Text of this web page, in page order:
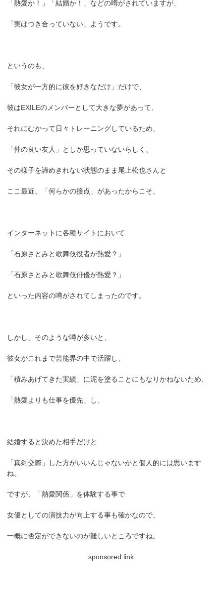
「熱愛か！」「結婚か！」などの噂がされていますが、
「実はつき合っていない」ようです。
というのも、
「彼女が一方的に彼を好きなだけ」だけで、
彼はEXILEのメンバーとして大きな夢があって、
それにむかって日々トレーニングしているため、
「仲の良い友人」としか思っていないらしく、
その様子を諦めきれない状態のまま尾上松也さんと
ここ最近、「何らかの接点」があったからこそ、
インターネットに各種サイトにおいて
「石原さとみと歌舞伎役者が熱愛？」
「石原さとみと歌舞伎俳優が熱愛？」
といった内容の噂がされてしまったのです。
しかし、そのような噂が多いと、
彼女がこれまで芸能界の中で活躍し、
「積みあげてきた実績」に泥を塗ることにもなりかねないため、
「熱愛よりも仕事を優先」し、
結婚すると決めた相手だけと
「真剣交際」した方がいいんじゃないかと個人的には思います
ね。
ですが、「熱愛関係」を体験する事で
女優としての演技力が向上する事も確かなので、
一概に否定ができないのが難しいところですね。
sponsored link